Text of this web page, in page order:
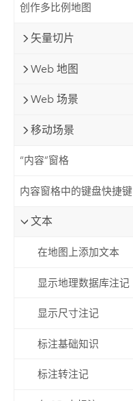
创作多比例地图
矢量切片
Web 地图
Web 场景
移动场景
“内容”窗格
内容窗格中的键盘快捷键
文本
在地图上添加文本
显示地理数据库注记
显示尺寸注记
标注基础知识
标注转注记